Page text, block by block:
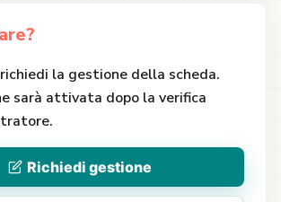
la gestione della scheda.
sarà attivata dopo la verifica
Richiedi gestione